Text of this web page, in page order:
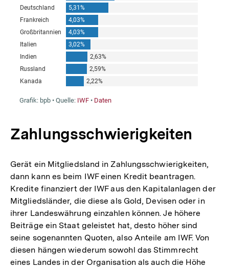
Zahlungsschwierigkeiten
Gerät ein Mitgliedsland in Zahlungsschwierigkeiten,
dann kann es beim IWF einen Kredit beantragen.
Kredite finanziert der IWF aus den Kapitalanlagen der
Mitgliedsländer, die diese als Gold, Devisen oder in
ihrer Landeswährung einzahlen können. Je höhere
Beiträge ein Staat geleistet hat, desto höher sind
seine sogenannten Quoten, also Anteile am IWF. Von
diesen hängen wiederum sowohl das Stimmrecht
eines Landes in der Organisation als auch die Höhe